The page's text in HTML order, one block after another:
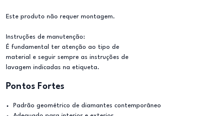
Este produto não requer montagem.
Instruções de manutenção:
É fundamental ter atenção ao tipo de
material e seguir sempre as instruções de
lavagem indicadas na etiqueta.
Pontos Fortes
Padrão geométrico de diamantes contemporâneo